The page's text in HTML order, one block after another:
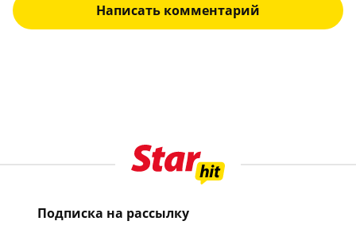
Написать комментарий
Подписка на рассылку